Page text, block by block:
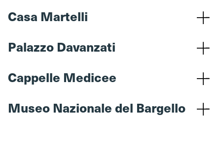
Casa Martelli
Palazzo Davanzati
Cappelle Medicee
Museo Nazionale del Bargello